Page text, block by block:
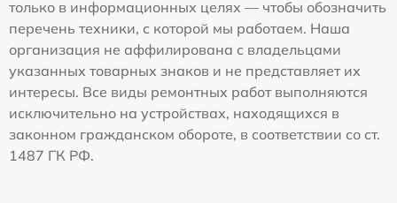
только в информационных целях — чтобы обозначить
перечень техники, с которой мы работаем. Наша
организация не аффилирована с владельцами
указанных товарных знаков и не представляет их
интересы. Все виды ремонтных работ выполняются
исключительно на устройствах, находящихся в
законном гражданском обороте, в соответствии со ст.
1487 ГК РФ.